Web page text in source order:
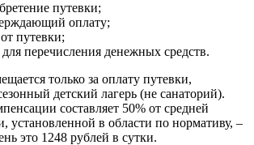
путевки;
оплату;
путевки;
перечисления денежных средств.
только за оплату путевки,
детский лагерь (не санаторий).
составляет 50% от средней
установленной в области по нормативу, –
это 1248 рублей в сутки.